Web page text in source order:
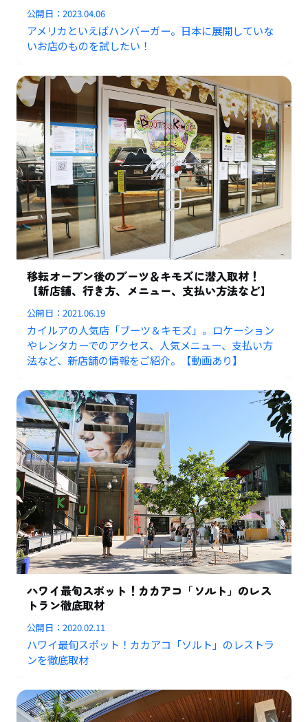
公開日：2023.04.06
アメリカといえばハンバーガー。日本に展開していな
いお店のものを試したい！
移転オープン後のブーツ＆キモズに潜入取材！
【新店舗、行き方、メニュー、支払い方法など】
公開日：2021.06.19
カイルアの人気店「ブーツ＆キモズ」。ロケーション
やレンタカーでのアクセス、人気メニュー、支払い方
法など、新店舗の情報をご紹介。【動画あり】
ハワイ最旬スポット！カカアコ「ソルト」のレス
トラン徹底取材
公開日：2020.02.11
ハワイ最旬スポット！カカアコ「ソルト」のレストラ
ンを徹底取材